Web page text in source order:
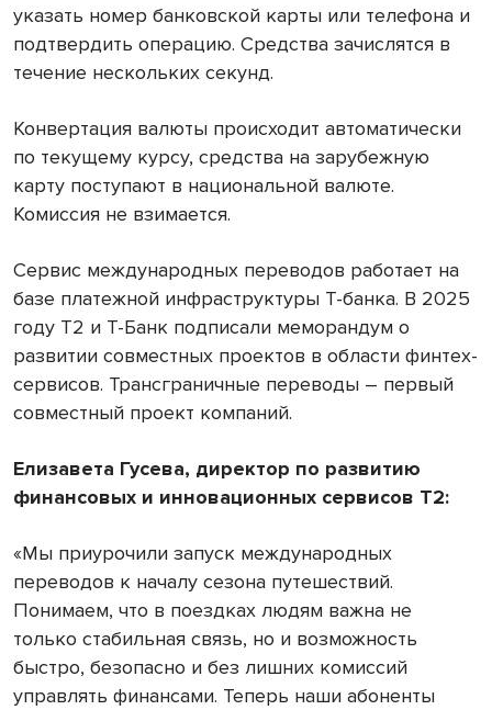
указать номер банковской карты или телефона и
подтвердить операцию. Средства зачислятся в
течение нескольких секунд.
Конвертация валюты происходит автоматически
по текущему курсу, средства на зарубежную
карту поступают в национальной валюте.
Комиссия не взимается.
Сервис международных переводов работает на
базе платежной инфраструктуры Т-банка. В 2025
году Т2 и Т-Банк подписали меморандум о
развитии совместных проектов в области финтех-
сервисов. Трансграничные переводы – первый
совместный проект компаний.
Елизавета Гусева, директор по развитию
финансовых и инновационных сервисов Т2:
«Мы приурочили запуск международных
переводов к началу сезона путешествий.
Понимаем, что в поездках людям важна не
только стабильная связь, но и возможность
быстро, безопасно и без лишних комиссий
управлять финансами. Теперь наши абоненты